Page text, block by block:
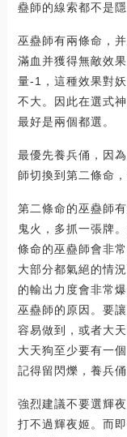
蠱師的線索都不是
巫蠱師有兩條命，
滿血并獲得無敵效
量-1，這種效果對
不大。因此在選式
最好是兩個都選。
最優先養兵俑，因
師切換到第二條命
第二條命的巫蠱師
鬼火，多抓一張牌
條命的巫蠱師會非
大部分都氣絕的情
的輸出力度會非常
巫蠱師的原因。要
容易做到，或者大
大天狗至少要有一
記得留閃爍，養兵
強烈建議不要選輝
打不過輝夜姬。而